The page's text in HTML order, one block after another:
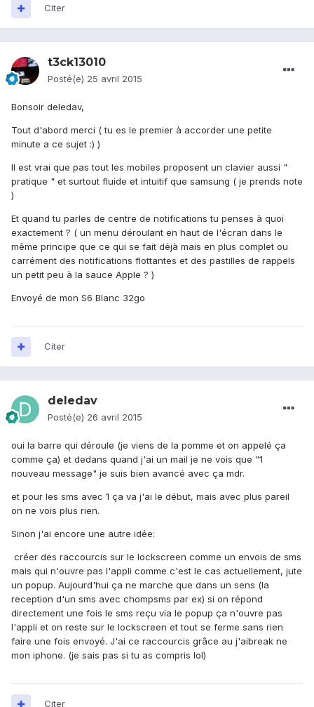
Citer
t3ck13010
Posté(e) 25 avril 2015
Bonsoir deledav,
Tout d'abord merci ( tu es le premier à accorder une petite
minute a ce sujet :) )
Il est vrai que pas tout les mobiles proposent un clavier aussi "
pratique " et surtout fluide et intuitif que samsung ( je prends note
)
Et quand tu parles de centre de notifications tu penses à quoi
exactement ? ( un menu déroulant en haut de l'écran dans le
même principe que ce qui se fait déjà mais en plus complet ou
carrément des notifications flottantes et des pastilles de rappels
un petit peu à la sauce Apple ? )
Envoyé de mon S6 Blanc 32go
Citer
deledav
Posté(e) 26 avril 2015
oui la barre qui déroule (je viens de la pomme et on appelé ça
comme ça) et dedans quand j'ai un mail je ne vois que "1
nouveau message" je suis bien avancé avec ça mdr.
et pour les sms avec 1 ça va j'ai le début, mais avec plus pareil
on ne vois plus rien.
Sinon j'ai encore une autre idée:
créer des raccourcis sur le lockscreen comme un envois de sms
mais qui n'ouvre pas l'appli comme c'est le cas actuellement, jute
un popup. Aujourd'hui ça ne marche que dans un sens (la
reception d'un sms avec chompsms par ex) si on répond
directement une fois le sms reçu via le popup ça n'ouvre pas
l'appli et on reste sur le lockscreen et tout se ferme sans rien
faire une fois envoyé. J'ai ce raccourcis grâce au j'aibreak ne
mon iphone. (je sais pas si tu as compris lol)
Citer